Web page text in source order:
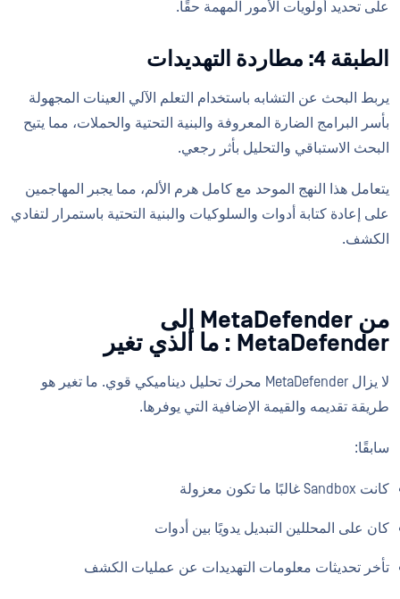
على تحديد أولويات الأمور المهمة حقًا.
الطبقة 4: مطاردة التهديدات
يربط البحث عن التشابه باستخدام التعلم الآلي العينات المجهولة
بأسر البرامج الضارة المعروفة والبنية التحتية والحملات، مما يتيح
البحث الاستباقي والتحليل بأثر رجعي.
يتعامل هذا النهج الموحد مع كامل هرم الألم، مما يجبر المهاجمين
على إعادة كتابة أدوات والسلوكيات والبنية التحتية باستمرار لتفادي
الكشف.
من MetaDefender إلى
MetaDefender : ما الذي تغير
لا يزال MetaDefender محرك تحليل ديناميكي قوي. ما تغير هو
طريقة تقديمه والقيمة الإضافية التي يوفرها.
سابقًا:
كانت Sandbox غالبًا ما تكون معزولة
كان على المحللين التبديل يدويًا بين أدوات
تأخر تحديثات معلومات التهديدات عن عمليات الكشف